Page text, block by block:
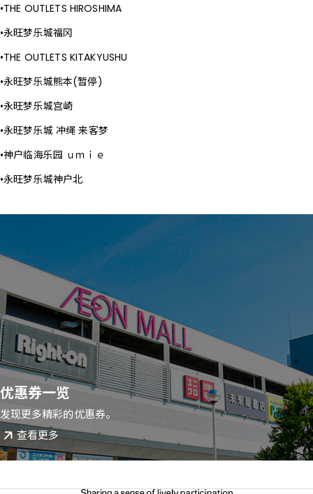
THE OUTLETS HIROSHIMA
永旺梦乐城福冈
THE OUTLETS KITAKYUSHU
永旺梦乐城熊本(暂停)
永旺梦乐城宫崎
永旺梦乐城 冲绳 来客梦
神户临海乐园 ｕｍｉｅ
永旺梦乐城神户北
优惠券一览
发现更多精彩的优惠券。
查看更多